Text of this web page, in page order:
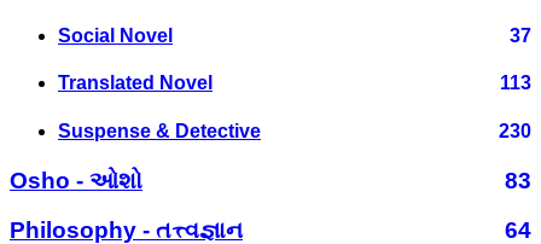
Social Novel 37
Translated Novel 113
Suspense & Detective 230
Osho - ઓશો
83
Philosophy - તત્ત્વજ્ઞાન
64